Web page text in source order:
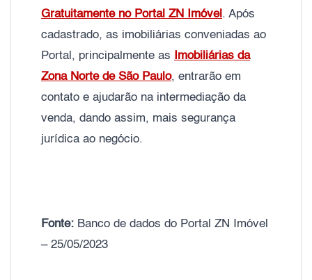
Gratuitamente no Portal ZN Imóvel . Após
cadastrado, as imobiliárias conveniadas ao
Portal, principalmente as
Imobiliárias da
Zona Norte de São Paulo, entrarão em
contato e ajudarão na intermediação da
venda, dando assim, mais segurança
jurídica ao negócio.
Fonte: Banco de dados do Portal ZN Imóvel
– 25/05/2023